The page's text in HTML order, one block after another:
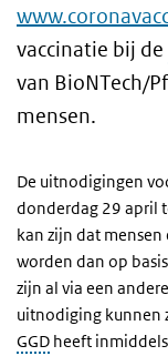
vaccinatie bij de
van BioNTech/
mensen.
De uitnodigingen
donderdag 29 april
kan zijn dat
worden dan op
zijn al via een
uitnodiging kunnen
GGD heeft